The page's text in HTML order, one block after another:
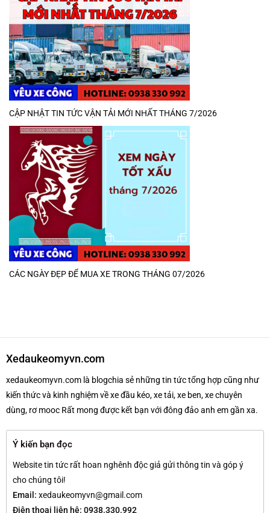
CẬP NHẬT TIN TỨC VẬN TẢI MỚI NHẤT THÁNG 7/2026
CÁC NGÀY ĐẸP ĐỂ MUA XE TRONG THÁNG 07/2026
Xedaukeomyvn.com
xedaukeomyvn.com là blogchia sẻ những tin tức tổng hợp cũng như
kiến thức và kinh nghiệm về xe đầu kéo, xe tải, xe ben, xe chuyên
dùng, rơ mooc Rất mong được kết bạn với đông đảo anh em gần xa.
Ý kiến bạn đọc
Website tin tức rất hoan nghênh độc giả gửi thông tin và góp ý
cho chúng tôi!
Email: xedaukeomyvn@gmail.com
Điện thoại liên hệ: 0938.330.992